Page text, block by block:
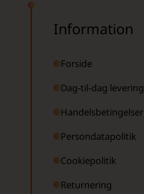
Information
Forside
Dag-til-dag levering
Handelsbetingelser
Persondatapolitik
Cookiepolitik
Returnering